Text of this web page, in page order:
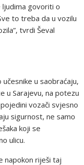
govoriti o
to treba da u vozilu
tvrdi Ševal
u saobraćaju,
u Sarajevu, na potezu
vozači svjesno
sigurnost, ne samo
koji se
ulicu.
napokon riješi taj